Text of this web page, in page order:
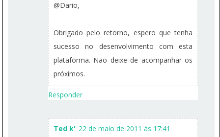
@Dario,
Obrigado pelo retorno, espero que tenha
sucesso no desenvolvimento com esta
plataforma. Não deixe de acompanhar os
próximos.
Responder
Ted k' 22 de maio de 2011 às 17:41